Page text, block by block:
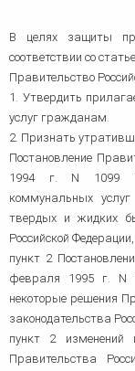
Видео ММКА
Для юридических
Суды
В целях защиты
соответствии со
Правительство
1. Утвердить
услуг гражданам.
2. Признать
Постановление
1994 г. N 1099
коммунальных
твердых и жидких
Российской
пункт 2
февраля 1995 г. N
некоторые решения
законодательства
пункт 2 изменений
Правительства